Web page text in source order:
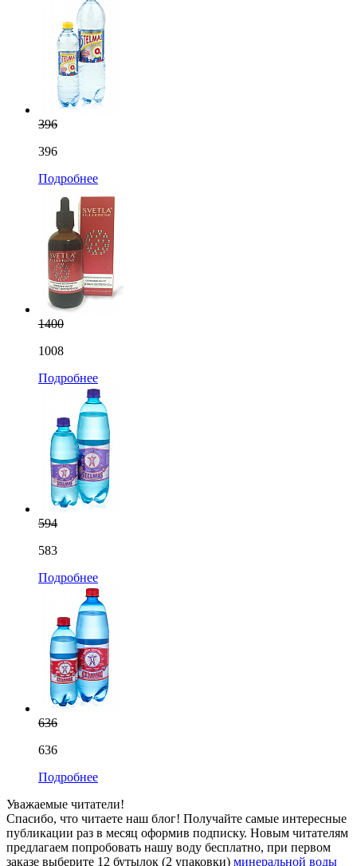
396
396
Подробнее
1400
1008
Подробнее
594
583
Подробнее
636
636
Подробнее
Уважаемые читатели!
Спасибо, что читаете наш блог! Получайте самые интересные
публикации раз в месяц оформив подписку. Новым читателям
предлагаем попробовать нашу воду бесплатно, при первом
заказе выберите 12 бутылок (2 упаковки) минеральной воды